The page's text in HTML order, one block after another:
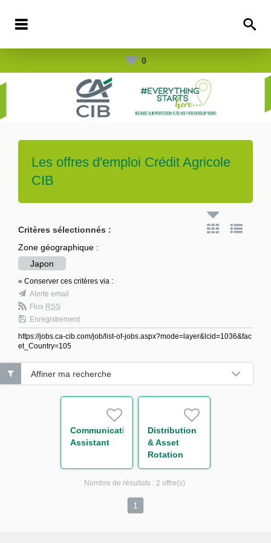
0
Les offres d'emploi Crédit Agricole
CIB
Critères sélectionnés :
Zone géographique :
Japon
» Conserver ces critères via :
Alerte email
Flux RSS
Enregistrement
https://jobs.ca-cib.com/job/list-of-jobs.aspx?mode=layer&lcid=1036&fac
et_Country=105
Communication
Assistant
Distribution
& Asset
Rotation
Affiner ma recherche
Nombre de résultats : 2 offre(s)
1